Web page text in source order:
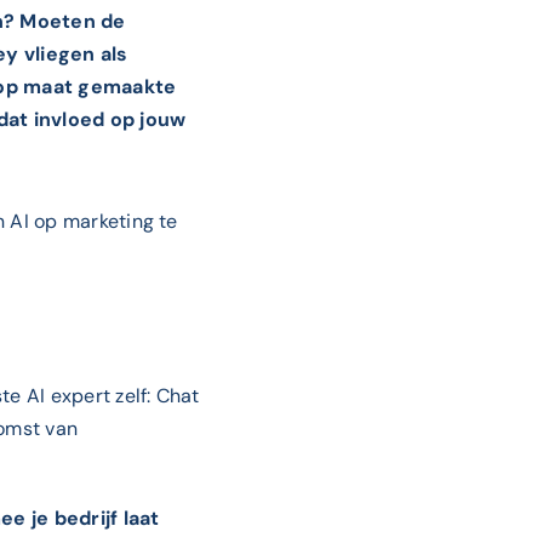
Moeten de
vliegen als
maat gemaakte
invloed op jouw
AI op marketing te
AI expert zelf: Chat
van
je bedrijf laat